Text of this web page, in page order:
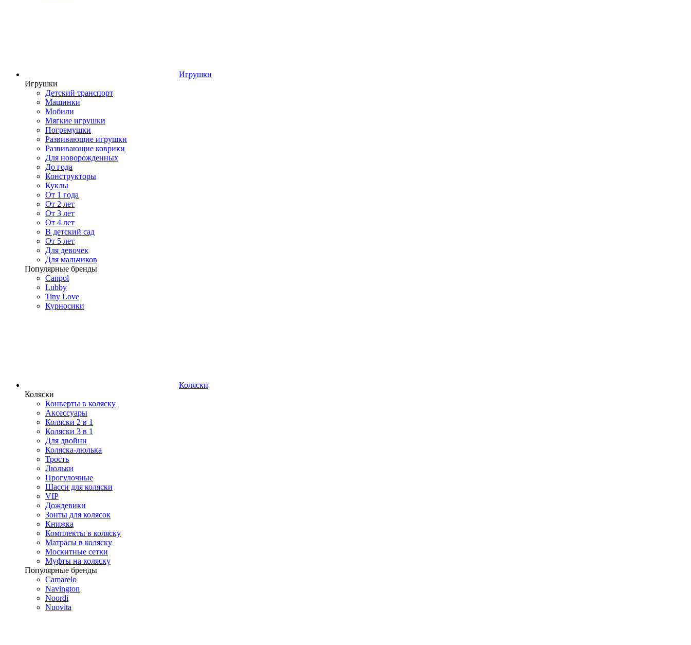
Игрушки
Игрушки
Детский транспорт
Машинки
Мобили
Мягкие игрушки
Погремушки
Развивающие игрушки
Развивающие коврики
Для новорожденных
До года
Конструкторы
Куклы
От 1 года
От 2 лет
От 3 лет
От 4 лет
В детский сад
От 5 лет
Для девочек
Для мальчиков
Популярные бренды
Canpol
Lubby
Tiny Love
Курносики
Коляски
Коляски
Конверты в коляску
Аксессуары
Коляски 2 в 1
Коляски 3 в 1
Для двойни
Коляска-люлька
Трость
Люльки
Прогулочные
Шасси для коляски
VIP
Дождевики
Зонты для колясок
Книжка
Комплекты в коляску
Матрасы в коляску
Москитные сетки
Муфты на коляску
Популярные бренды
Camarelo
Navington
Noordi
Nuovita